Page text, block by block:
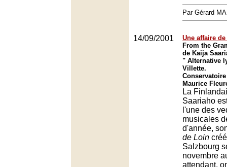
Par Gérard
14/09/2001
Une affaire
From the
de Kaija
" Alternative
Villette.
Maurice
La
Saariaho
l'une des
musicales
d'année,
de Loin
Salzbourg
novembre
attendant,